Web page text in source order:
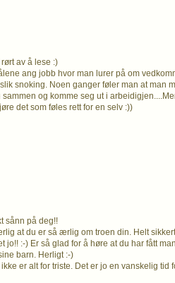
av å lese :)
ang jobb hvor man lurer på om
snoking. Noen ganger føler man at man
og komme seg ut i
det som føles rett for en selv :))
sånn på deg!!
at du er så ærlig om troen din. Helt
jo!! :-) Er så glad for å høre at du har fått
barn. Herligt :-)
er alt for triste. Det er jo en vanskelig tid